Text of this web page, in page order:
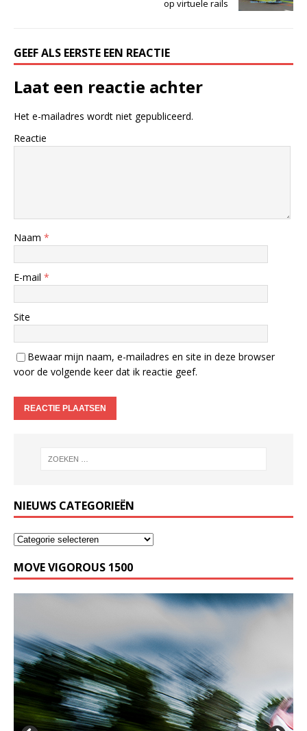
op virtuele rails
GEEF ALS EERSTE EEN REACTIE
Laat een reactie achter
Het e-mailadres wordt niet gepubliceerd.
Reactie
Naam *
E-mail *
Site
Bewaar mijn naam, e-mailadres en site in deze browser
voor de volgende keer dat ik reactie geef.
NIEUWS CATEGORIEËN
MOVE VIGOROUS 1500